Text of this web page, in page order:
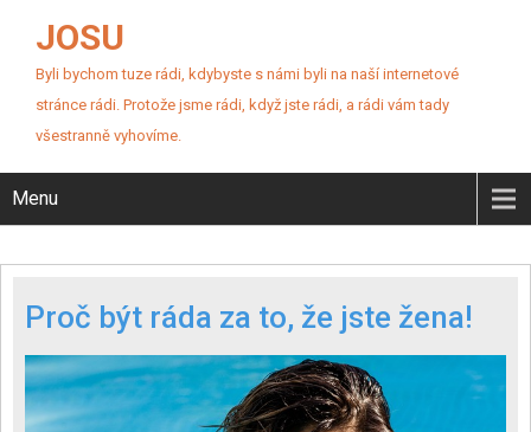
JOSU
Byli bychom tuze rádi, kdybyste s námi byli na naší internetové
stránce rádi. Protože jsme rádi, když jste rádi, a rádi vám tady
všestranně vyhovíme.
Menu
Proč být ráda za to, že jste žena!